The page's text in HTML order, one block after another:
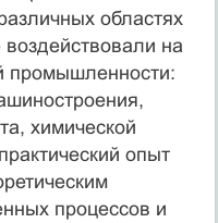
областях
на
промышленности:
химической
опыт
процессов и